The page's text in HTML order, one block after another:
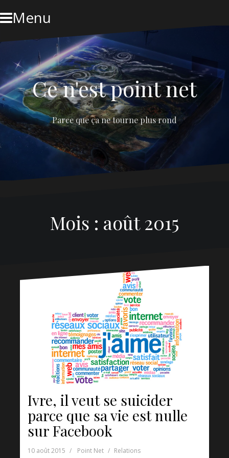
to
contentMenu
Ce n'est point net
Parce que ça ne tourne plus rond
Mois : août 2015
Ivre, il veut se suicider
parce que sa vie est nulle
sur Facebook
10 août 2015 Point Net Relations